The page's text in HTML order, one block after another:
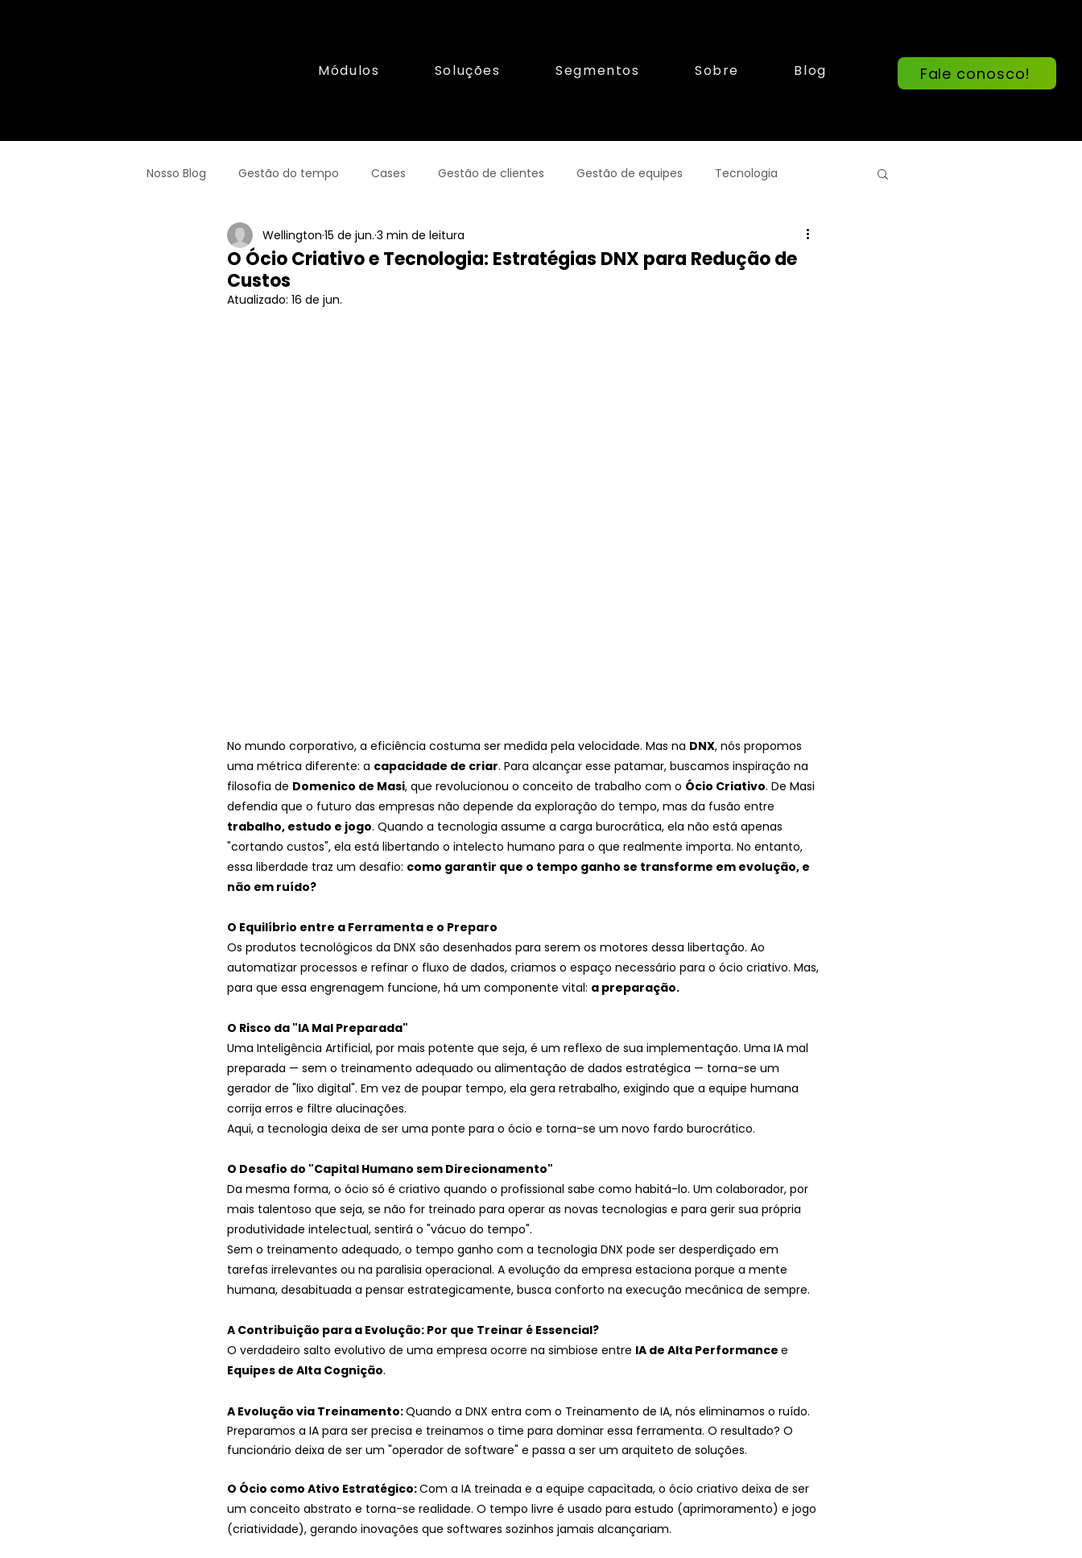
Módulos Soluções Segmentos Sobre Blog Fale conosco!
Nosso Blog Gestão do tempo Cases Gestão de clientes Gestão de equipes Tecnologia
DNX Hércules Empreendedorismo Franquias
O Ócio Criativo e Tecnologia: Estratégias DNX para Redução de
Custos
Wellington 15 de jun. 3 min de leitura
Atualizado: 16 de jun.
No mundo corporativo, a eficiência costuma ser medida pela velocidade. Mas na DNX, nós propomos
uma métrica diferente: a capacidade de criar. Para alcançar esse patamar, buscamos inspiração na
filosofia de Domenico de Masi, que revolucionou o conceito de trabalho com o Ócio Criativo. De Masi
defendia que o futuro das empresas não depende da exploração do tempo, mas da fusão entre
trabalho, estudo e jogo. Quando a tecnologia assume a carga burocrática, ela não está apenas
"cortando custos", ela está libertando o intelecto humano para o que realmente importa. No entanto,
essa liberdade traz um desafio: como garantir que o tempo ganho se transforme em evolução, e
não em ruído?
O Equilíbrio entre a Ferramenta e o Preparo
Os produtos tecnológicos da DNX são desenhados para serem os motores dessa libertação. Ao
automatizar processos e refinar o fluxo de dados, criamos o espaço necessário para o ócio criativo. Mas,
para que essa engrenagem funcione, há um componente vital: a preparação.
O Risco da "IA Mal Preparada"
Uma Inteligência Artificial, por mais potente que seja, é um reflexo de sua implementação. Uma IA mal
preparada — sem o treinamento adequado ou alimentação de dados estratégica — torna-se um
gerador de "lixo digital". Em vez de poupar tempo, ela gera retrabalho, exigindo que a equipe humana
corrija erros e filtre alucinações.
Aqui, a tecnologia deixa de ser uma ponte para o ócio e torna-se um novo fardo burocrático.
O Desafio do "Capital Humano sem Direcionamento"
Da mesma forma, o ócio só é criativo quando o profissional sabe como habitá-lo. Um colaborador, por
mais talentoso que seja, se não for treinado para operar as novas tecnologias e para gerir sua própria
produtividade intelectual, sentirá o "vácuo do tempo".
Sem o treinamento adequado, o tempo ganho com a tecnologia DNX pode ser desperdiçado em
tarefas irrelevantes ou na paralisia operacional. A evolução da empresa estaciona porque a mente
humana, desabituada a pensar estrategicamente, busca conforto na execução mecânica de sempre.
A Contribuição para a Evolução: Por que Treinar é Essencial?
O verdadeiro salto evolutivo de uma empresa ocorre na simbiose entre IA de Alta Performance e
Equipes de Alta Cognição.
A Evolução via Treinamento: Quando a DNX entra com o Treinamento de IA, nós eliminamos o ruído.
Preparamos a IA para ser precisa e treinamos o time para dominar essa ferramenta. O resultado? O
funcionário deixa de ser um "operador de software" e passa a ser um arquiteto de soluções.
O Ócio como Ativo Estratégico: Com a IA treinada e a equipe capacitada, o ócio criativo deixa de ser
um conceito abstrato e torna-se realidade. O tempo livre é usado para estudo (aprimoramento) e jogo
(criatividade), gerando inovações que softwares sozinhos jamais alcançariam.